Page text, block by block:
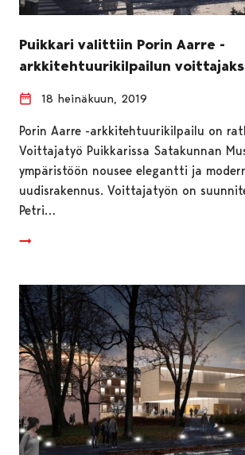
Puikkari valittiin Porin Aarre -
arkkitehtuurikilpailun
18 heinäkuun, 2019
Porin Aarre -arkkitehtuurikilpailu on
Voittajatyö Puikkarissa Satakunnan
ympäristöön nousee elegantti ja
uudisrakennus. Voittajatyön on
Petri…